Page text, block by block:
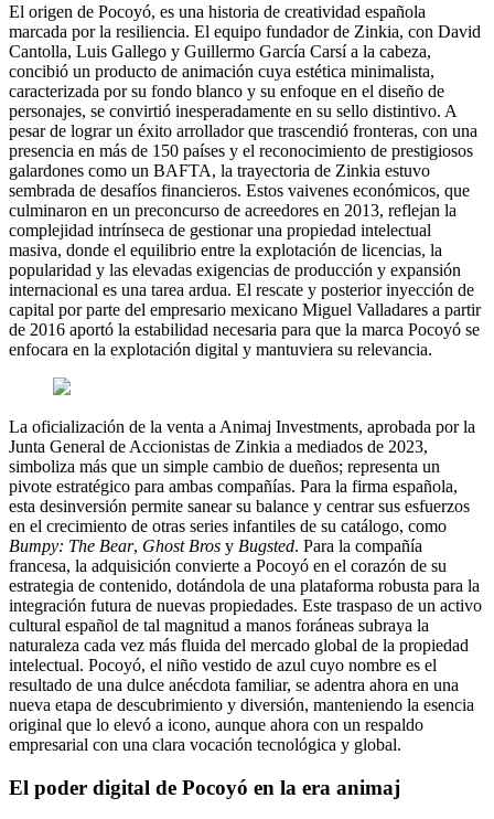
El origen de Pocoyó, es una historia de creatividad española
marcada por la resiliencia. El equipo fundador de Zinkia, con David
Cantolla, Luis Gallego y Guillermo García Carsí a la cabeza,
concibió un producto de animación cuya estética minimalista,
caracterizada por su fondo blanco y su enfoque en el diseño de
personajes, se convirtió inesperadamente en su sello distintivo. A
pesar de lograr un éxito arrollador que trascendió fronteras, con una
presencia en más de 150 países y el reconocimiento de prestigiosos
galardones como un BAFTA, la trayectoria de Zinkia estuvo
sembrada de desafíos financieros. Estos vaivenes económicos, que
culminaron en un preconcurso de acreedores en 2013, reflejan la
complejidad intrínseca de gestionar una propiedad intelectual
masiva, donde el equilibrio entre la explotación de licencias, la
popularidad y las elevadas exigencias de producción y expansión
internacional es una tarea ardua. El rescate y posterior inyección de
capital por parte del empresario mexicano Miguel Valladares a partir
de 2016 aportó la estabilidad necesaria para que la marca Pocoyó se
enfocara en la explotación digital y mantuviera su relevancia.
La oficialización de la venta a Animaj Investments, aprobada por la
Junta General de Accionistas de Zinkia a mediados de 2023,
simboliza más que un simple cambio de dueños; representa un
pivote estratégico para ambas compañías. Para la firma española,
esta desinversión permite sanear su balance y centrar sus esfuerzos
en el crecimiento de otras series infantiles de su catálogo, como
Bumpy: The Bear, Ghost Bros y Bugsted. Para la compañía
francesa, la adquisición convierte a Pocoyó en el corazón de su
estrategia de contenido, dotándola de una plataforma robusta para la
integración futura de nuevas propiedades. Este traspaso de un activo
cultural español de tal magnitud a manos foráneas subraya la
naturaleza cada vez más fluida del mercado global de la propiedad
intelectual. Pocoyó, el niño vestido de azul cuyo nombre es el
resultado de una dulce anécdota familiar, se adentra ahora en una
nueva etapa de descubrimiento y diversión, manteniendo la esencia
original que lo elevó a icono, aunque ahora con un respaldo
empresarial con una clara vocación tecnológica y global.
El poder digital de Pocoyó en la era animaj